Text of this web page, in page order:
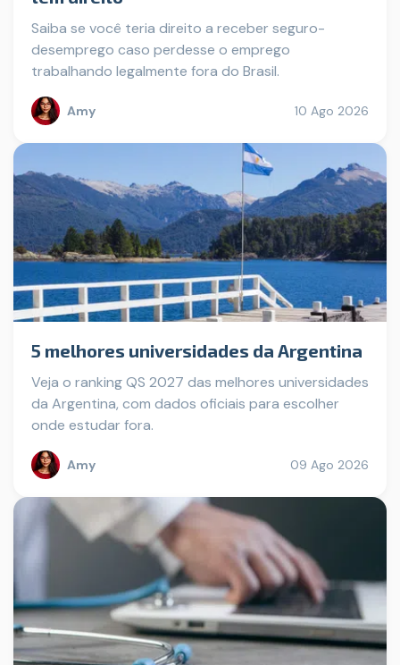
Saiba se você teria direito a receber seguro-
desemprego caso perdesse o emprego
trabalhando legalmente fora do Brasil.
Amy 10 Ago 2026
5 melhores universidades da Argentina
Veja o ranking QS 2027 das melhores universidades
da Argentina, com dados oficiais para escolher
onde estudar fora.
Amy 09 Ago 2026